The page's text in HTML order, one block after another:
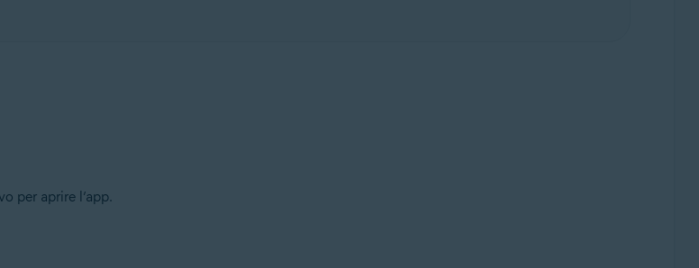
per aprire l’app.